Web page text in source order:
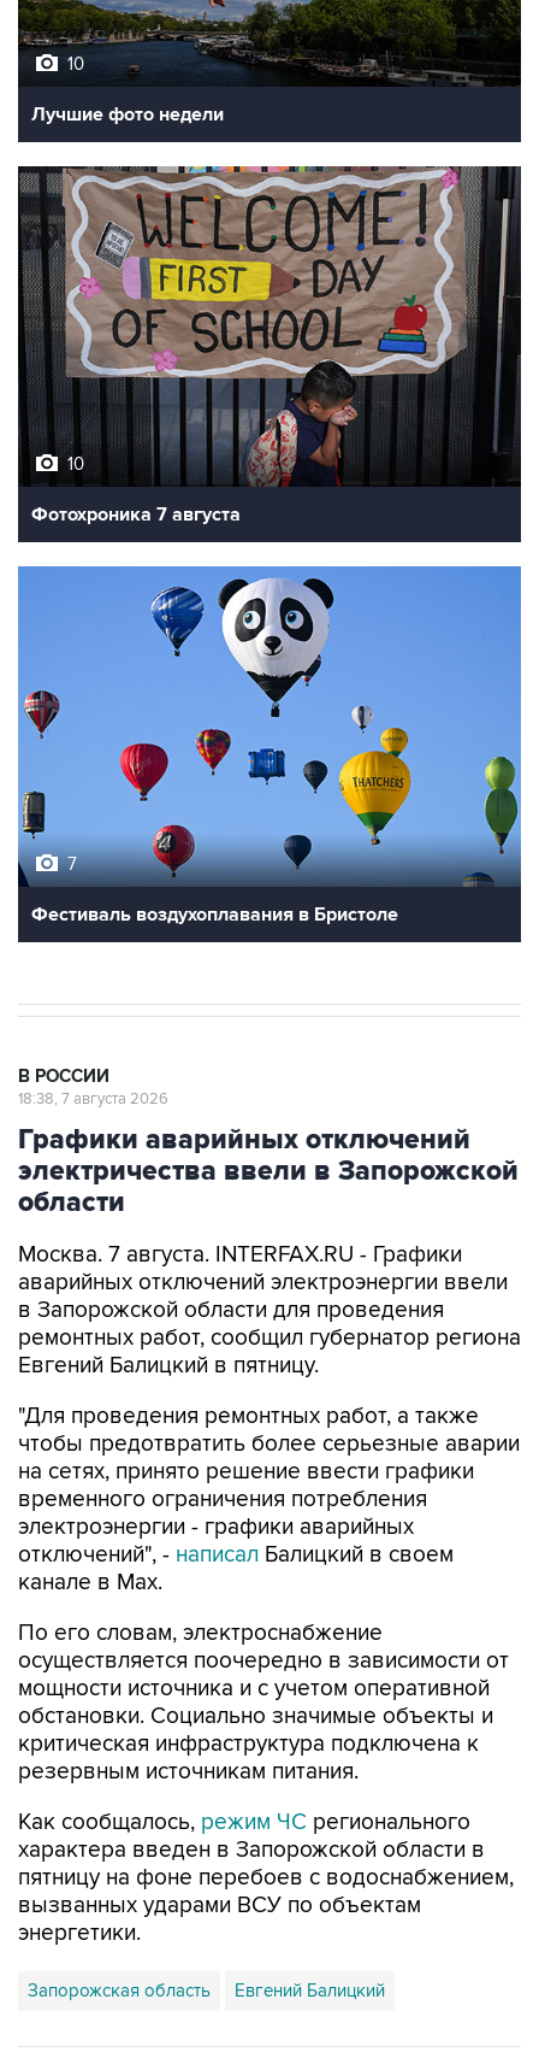
10
Лучшие фото недели
10
Фотохроника 7 августа
7
Фестиваль воздухоплавания в Бристоле
В РОССИИ
18:38, 7 августа 2026
Графики аварийных отключений
электричества ввели в Запорожской
области
Москва. 7 августа. INTERFAX.RU - Графики
аварийных отключений электроэнергии ввели
в Запорожской области для проведения
ремонтных работ, сообщил губернатор региона
Евгений Балицкий в пятницу.
"Для проведения ремонтных работ, а также
чтобы предотвратить более серьезные аварии
на сетях, принято решение ввести графики
временного ограничения потребления
электроэнергии - графики аварийных
отключений", - написал Балицкий в своем
канале в Max.
По его словам, электроснабжение
осуществляется поочередно в зависимости от
мощности источника и с учетом оперативной
обстановки. Социально значимые объекты и
критическая инфраструктура подключена к
резервным источникам питания.
Как сообщалось, режим ЧС регионального
характера введен в Запорожской области в
пятницу на фоне перебоев с водоснабжением,
вызванных ударами ВСУ по объектам
энергетики.
Запорожская область Евгений Балицкий